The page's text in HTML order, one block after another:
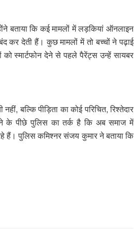
बताया कि कई मामलों में लड़कियां ऑनलाइन
कर देती हैं। कुछ मामलों में तो बच्चों ने पढ़ाई
स्मार्टफोन देने से पहले पैरेंट्स उन्हें सायबर
बल्कि पीड़िता का कोई परिचित, रिश्तेदार
के पीछे पुलिस का तर्क है कि अब समाज में
पुलिस कमिश्नर संजय कुमार ने बताया कि